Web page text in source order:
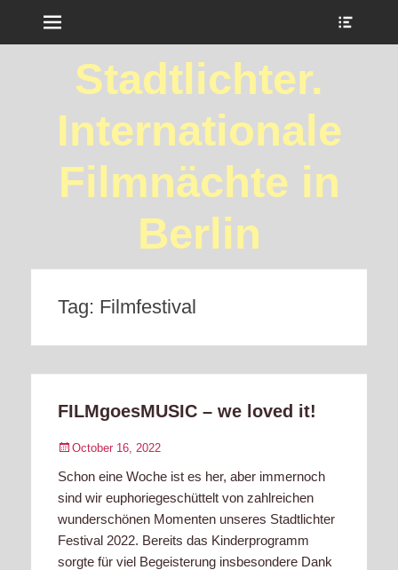
Stadtlichter.
Internationale
Filmnächte in
Berlin
Tag: Filmfestival
FILMgoesMUSIC – we loved it!
Posted
October 16, 2022
Schon eine Woche ist es her, aber immernoch
sind wir euphoriegeschüttelt von zahlreichen
wunderschönen Momenten unseres Stadtlichter
Festival 2022. Bereits das Kinderprogramm
sorgte für viel Begeisterung insbesondere Dank